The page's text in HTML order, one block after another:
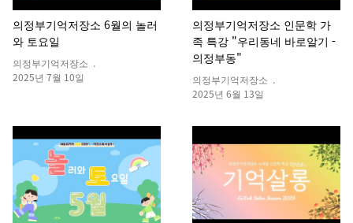
의정부기억저장소 6월의 놀러
와 토요일
의정부기억저장소 .
2025년 7월 10일
의정부기억저장소 인문학 가
족 특강 "우리동네 바로알기 -
의정부동"
의정부기억저장소 .
2025년 6월 13일